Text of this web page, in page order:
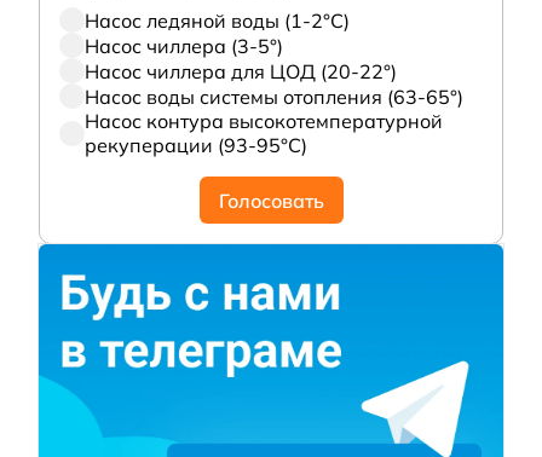
Насос ледяной воды (1-2°С)
Насос чиллера (3-5°)
Насос чиллера для ЦОД (20-22°)
Насос воды системы отопления (63-65°)
Насос контура высокотемпературной
рекуперации (93-95°С)
Голосовать